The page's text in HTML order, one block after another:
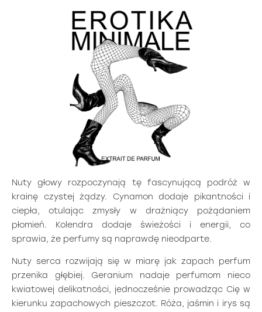
Nuty głowy rozpoczynają tę fascynującą podróż w
krainę czystej żądzy. Cynamon dodaje pikantności i
ciepła, otulając zmysły w drażniący pożądaniem
płomień. Kolendra dodaje świeżości i energii, co
sprawia, że perfumy są naprawdę nieodparte.
Nuty serca rozwijają się w miarę jak zapach perfum
przenika głębiej. Geranium nadaje perfumom nieco
kwiatowej delikatności, jednocześnie prowadząc Cię w
kierunku zapachowych pieszczot. Róża, jaśmin i irys są